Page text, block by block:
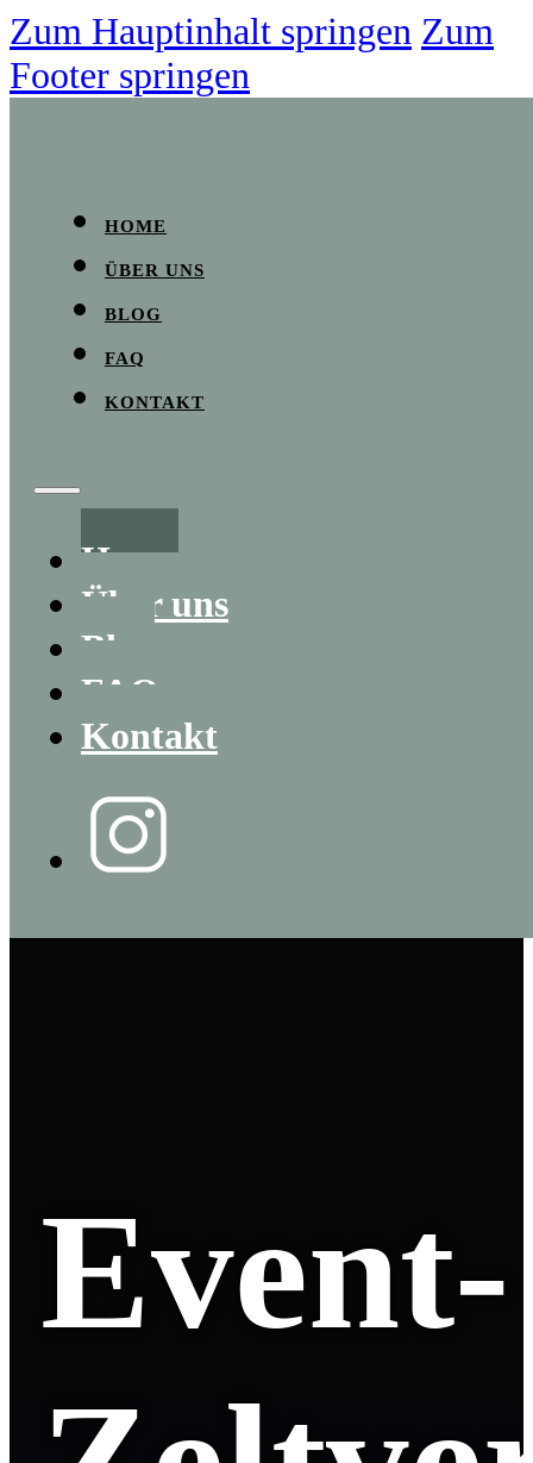
Zum Hauptinhalt springen Zum
Footer springen
HOME
ÜBER UNS
BLOG
FAQ
KONTAKT
Home
Über uns
Blog
FAQ
Kontakt
Event-